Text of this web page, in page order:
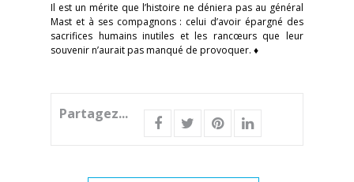
Il est un mérite que l’histoire ne déniera pas au général
Mast et à ses compagnons : celui d’avoir épargné des
sacrifices humains inutiles et les rancœurs que leur
souvenir n’aurait pas manqué de provoquer. ♦
Partagez...